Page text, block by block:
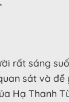
rất sáng
sát và để
Hạ Thanh